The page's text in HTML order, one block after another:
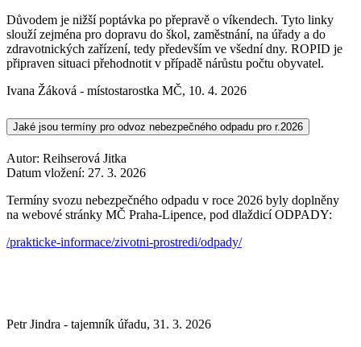
Důvodem je nižší poptávka po přepravě o víkendech. Tyto linky
slouží zejména pro dopravu do škol, zaměstnání, na úřady a do
zdravotnických zařízení, tedy především ve všední dny. ROPID je
připraven situaci přehodnotit v případě nárůstu počtu obyvatel.
Ivana Žáková - místostarostka MČ, 10. 4. 2026
Jaké jsou termíny pro odvoz nebezpečného odpadu pro r.2026
Autor: Reihserová Jitka
Datum vložení: 27. 3. 2026
Termíny svozu nebezpečného odpadu v roce 2026 byly doplněny
na webové stránky MČ Praha-Lipence, pod dlaždicí ODPADY:
/prakticke-informace/zivotni-prostredi/odpady/
Petr Jindra - tajemník úřadu, 31. 3. 2026